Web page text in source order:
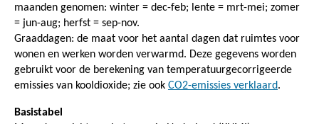
maanden genomen: winter = dec-feb; lente = mrt-mei; zomer
= jun-aug; herfst = sep-nov.
Graaddagen: de maat voor het aantal dagen dat ruimtes voor
wonen en werken worden verwarmd. Deze gegevens worden
gebruikt voor de berekening van temperatuurgecorrigeerde
emissies van kooldioxide; zie ook CO2-emissies verklaard.
Basistabel